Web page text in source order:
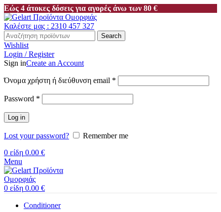
Εώς 4 άτοκες δόσεις για αγορές άνω των 80 €
Καλέστε μας : 2310 457 327
Search
Wishlist
Login / Register
Sign inCreate an Account
Όνομα χρήστη ή διεύθυνση email *
Password *
Log in
Lost your password?
Remember me
0 είδη 0.00 €
Menu
0 είδη 0.00 €
Conditioner